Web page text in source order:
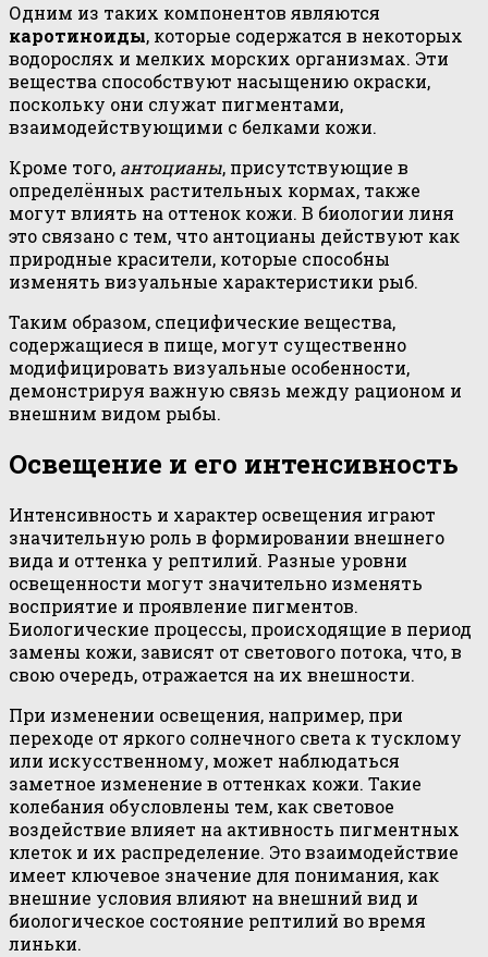
Одним из таких компонентов являются
каротиноиды, которые содержатся в некоторых
водорослях и мелких морских организмах. Эти
вещества способствуют насыщению окраски,
поскольку они служат пигментами,
взаимодействующими с белками кожи.
Кроме того, антоцианы, присутствующие в
определённых растительных кормах, также
могут влиять на оттенок кожи. В биологии линя
это связано с тем, что антоцианы действуют как
природные красители, которые способны
изменять визуальные характеристики рыб.
Таким образом, специфические вещества,
содержащиеся в пище, могут существенно
модифицировать визуальные особенности,
демонстрируя важную связь между рационом и
внешним видом рыбы.
Освещение и его интенсивность
Интенсивность и характер освещения играют
значительную роль в формировании внешнего
вида и оттенка у рептилий. Разные уровни
освещенности могут значительно изменять
восприятие и проявление пигментов.
Биологические процессы, происходящие в период
замены кожи, зависят от светового потока, что, в
свою очередь, отражается на их внешности.
При изменении освещения, например, при
переходе от яркого солнечного света к тусклому
или искусственному, может наблюдаться
заметное изменение в оттенках кожи. Такие
колебания обусловлены тем, как световое
воздействие влияет на активность пигментных
клеток и их распределение. Это взаимодействие
имеет ключевое значение для понимания, как
внешние условия влияют на внешний вид и
биологическое состояние рептилий во время
линьки.